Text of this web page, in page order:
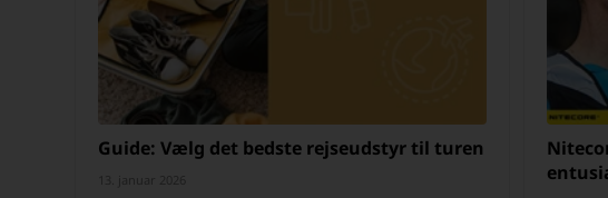
Guide: Vælg det bedste rejseudstyr til turen